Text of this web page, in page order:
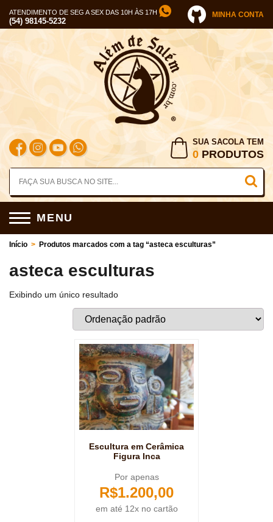
ATENDIMENTO DE SEG A SEX DAS 10H ÀS 17H
(54) 98145-5232
MINHA CONTA
SUA SACOLA TEM
0 PRODUTOS
MENU
Início > Produtos marcados com a tag “asteca esculturas”
asteca esculturas
Exibindo um único resultado
Escultura em Cerâmica
Figura Inca
Por apenas
R$1.200,00
em até 12x no cartão